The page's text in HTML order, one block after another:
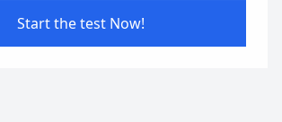
Start the test Now!